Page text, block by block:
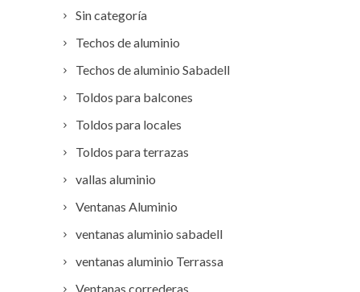
Sin categoría
Techos de aluminio
Techos de aluminio Sabadell
Toldos para balcones
Toldos para locales
Toldos para terrazas
vallas aluminio
Ventanas Aluminio
ventanas aluminio sabadell
ventanas aluminio Terrassa
Ventanas correderas